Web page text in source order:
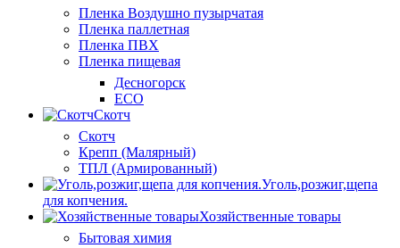
Пленка Воздушно пузырчатая
Пленка паллетная
Пленка ПВХ
Пленка пищевая
Десногорск
ECO
Скотч
Скотч
Крепп (Малярный)
ТПЛ (Армированный)
Уголь,розжиг,щепа
для копчения.
Хозяйственные товары
Бытовая химия